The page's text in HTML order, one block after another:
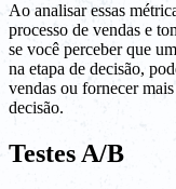
Ao analisar essas
processo de vendas e
se você perceber que
na etapa de decisão,
vendas ou fornecer
decisão.
Testes A/B